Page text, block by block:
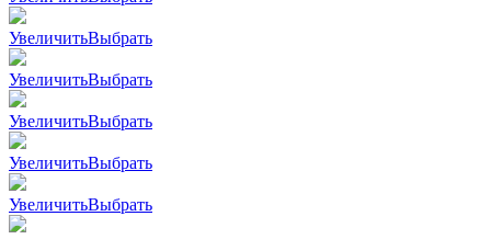
УвеличитьВыбрать
УвеличитьВыбрать
УвеличитьВыбрать
УвеличитьВыбрать
УвеличитьВыбрать